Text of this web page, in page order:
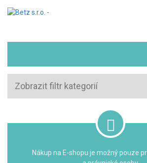
Zobrazit filtr kategorií
Nákup na E-shopu je možný pouze